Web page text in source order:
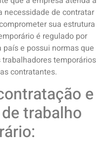
necessidade de contratar
sua estrutura
é regulado por
e possui normas que
temporários
contratantes.
e
trabalho